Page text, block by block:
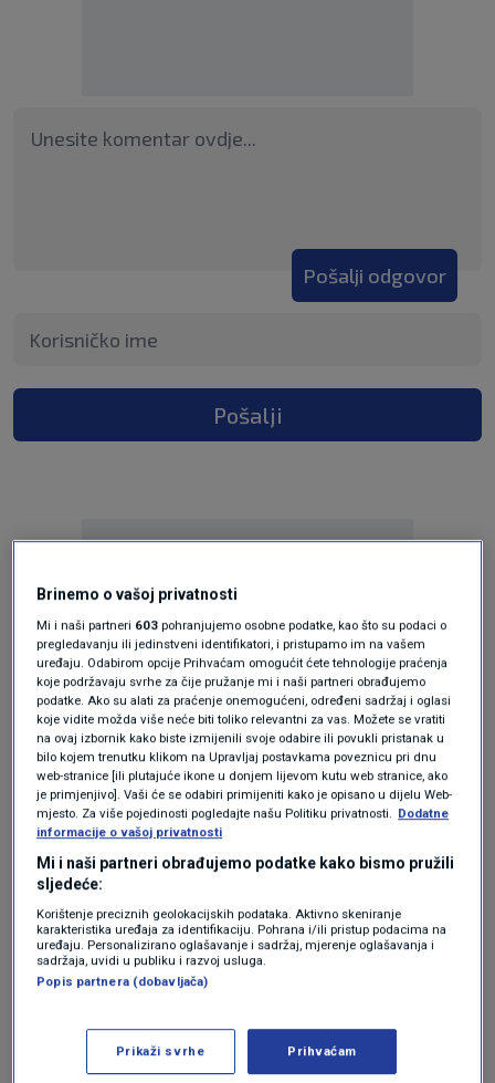
Pošalji odgovor
Pošalji
Oglas
Oglas
Brinemo o vašoj privatnosti
Mi i naši partneri 603 pohranjujemo osobne podatke, kao što su podaci o
pregledavanju ili jedinstveni identifikatori, i pristupamo im na vašem
uređaju. Odabirom opcije Prihvaćam omogućit ćete tehnologije praćenja
koje podržavaju svrhe za čije pružanje mi i naši partneri obrađujemo
podatke. Ako su alati za praćenje onemogućeni, određeni sadržaj i oglasi
koje vidite možda više neće biti toliko relevantni za vas. Možete se vratiti
na ovaj izbornik kako biste izmijenili svoje odabire ili povukli pristanak u
bilo kojem trenutku klikom na Upravljaj postavkama poveznicu pri dnu
web-stranice [ili plutajuće ikone u donjem lijevom kutu web stranice, ako
je primjenjivo]. Vaši će se odabiri primijeniti kako je opisano u dijelu Web-
mjesto. Za više pojedinosti pogledajte našu Politiku privatnosti. Dodatne
informacije o vašoj privatnosti
Mi i naši partneri obrađujemo podatke kako bismo pružili
sljedeće:
Korištenje preciznih geolokacijskih podataka. Aktivno skeniranje
karakteristika uređaja za identifikaciju. Pohrana i/ili pristup podacima na
uređaju. Personalizirano oglašavanje i sadržaj, mjerenje oglašavanja i
sadržaja, uvidi u publiku i razvoj usluga.
Popis partnera (dobavljača)
Prikaži svrhe Prihvaćam